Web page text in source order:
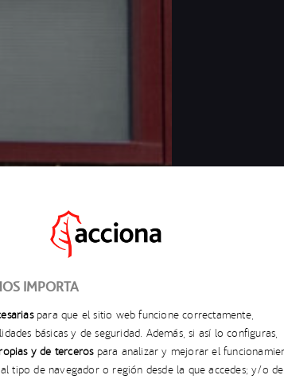
IMPORTA
para que el sitio web funcione correctamente,
básicas y de seguridad. Además, si así lo configuras,
y de tercerospara analizar y mejorar el
tipo de navegador o región desde la que accedes; y/o de